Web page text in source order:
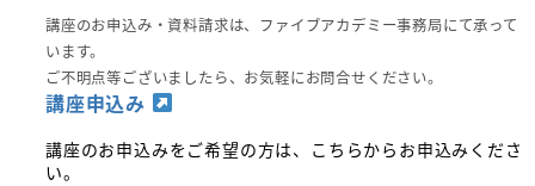
講座のお申込み・資料請求は、ファイブアカデミー事務局にて承って
います。
ご不明点等ございましたら、お気軽にお問合せください。
講座申込み
講座のお申込みをご希望の方は、こちらからお申込みくださ
い。